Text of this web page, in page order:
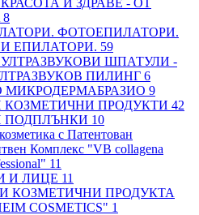
8
ФОТОЕПИЛАТОРИ.
ЕПИЛАТОРИ. 59
ШПАТУЛИ -
ПИЛИНГ 6
9
КОЗМЕТИЧНИ ПРОДУКТИ 42
ПОДПЛЪНКИ 10
с Патентован
Комплекс "VB collagena
11
И ЛИЦЕ 11
КОЗМЕТИЧНИ ПРОДУКТА
COSMETICS" 1